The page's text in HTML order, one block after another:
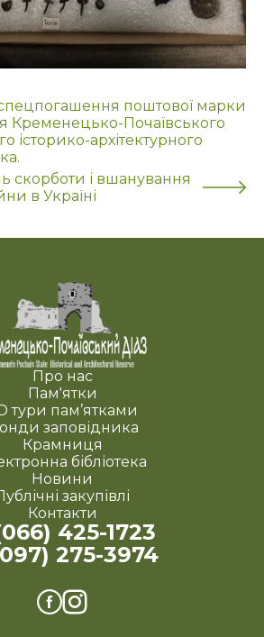
поштової марки
Кременецько-Почаївського
історико-архітектурного
скорботи і вшанування
в Україні
Про нас
Пам'ятки
тури пам’ятками
заповідника
Крамниця
бібліотека
Новини
закупівлі
Контакти
425-1723
275-3974